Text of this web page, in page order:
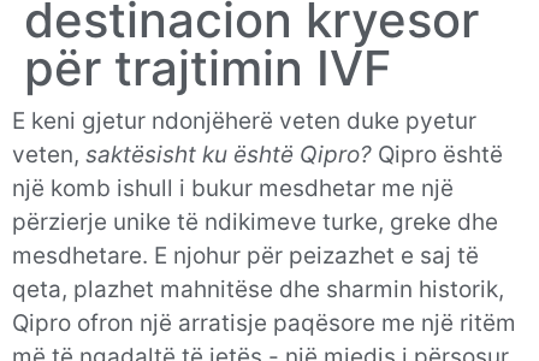
destinacion kryesor
për trajtimin IVF
E keni gjetur ndonjëherë veten duke pyetur
veten, saktësisht ku është Qipro? Qipro është
një komb ishull i bukur mesdhetar me një
përzierje unike të ndikimeve turke, greke dhe
mesdhetare. E njohur për peizazhet e saj të
qeta, plazhet mahnitëse dhe sharmin historik,
Qipro ofron një arratisje paqësore me një ritëm